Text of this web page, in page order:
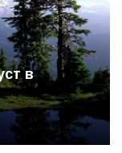
в